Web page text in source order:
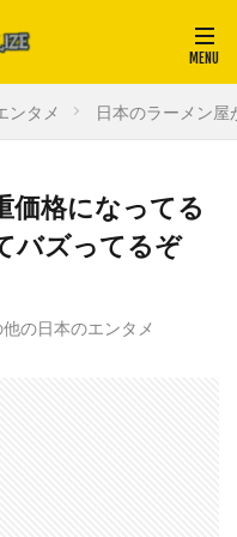
ンタメ 日本のラーメン
価格になってる
バズってるぞ
他の日本のエンタメ